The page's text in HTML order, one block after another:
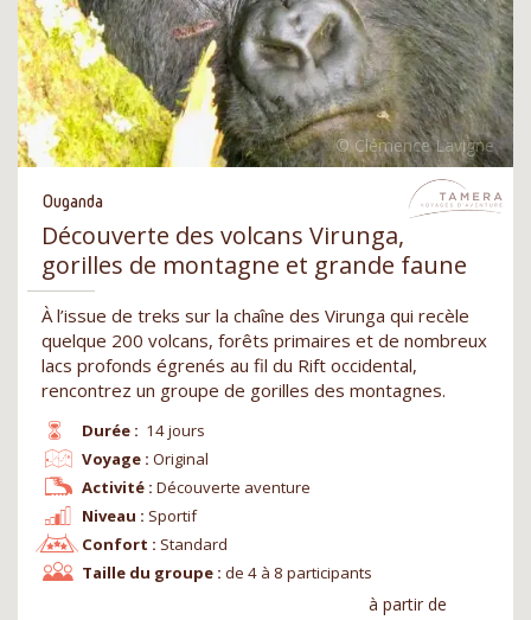
Ouganda
Découverte des volcans Virunga,
gorilles de montagne et grande faune
À l’issue de treks sur la chaîne des Virunga qui recèle
quelque 200 volcans, forêts primaires et de nombreux
lacs profonds égrenés au fil du Rift occidental,
rencontrez un groupe de gorilles des montagnes.
Durée : 14 jours
Niveau : Sportif
Voyage : Original
Confort : Standard
Activité : Découverte aventure
Taille du groupe : de 4 à 8 participants
à partir de